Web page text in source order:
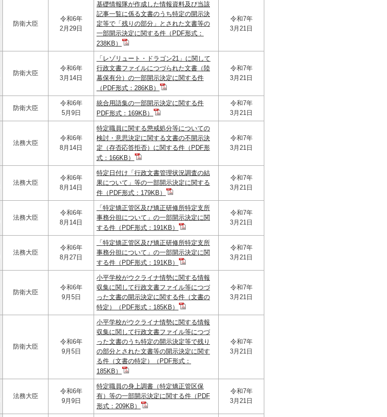
防衛大臣
令和6年
2月29日
基礎情報隊が作成した情報資料及び当該
記事一覧に係る文書のうち特定の開示決
定等で「残りの部分」とされた文書等の
一部開示決定に関する件（PDF形式：
238KB）
令和7年
3月21日
防衛大臣
令和6年
3月14日
「レゾリュート・ドラゴン21」に関して
行政文書ファイルにつづられた文書（陸
幕保有分）の一部開示決定に関する件
（PDF形式：286KB）
令和7年
3月21日
防衛大臣
令和6年
5月9日
統合用語集の一部開示決定に関する件
PDF形式：169KB）
令和7年
3月21日
法務大臣
令和6年
8月14日
特定職員に関する懲戒処分等についての
検討・意思決定に関する文書の不開示決
定（存否応答拒否）に関する件（PDF形
式：166KB）
令和7年
3月21日
法務大臣
令和6年
8月14日
特定日付け「行政文書管理状況調査の結
果について」等の一部開示決定に関する
件（PDF形式：179KB）
令和7年
3月21日
法務大臣
令和6年
8月14日
「特定矯正管区及び矯正研修所特定支所
事務分担について」の一部開示決定に関
する件（PDF形式：191KB）
令和7年
3月21日
法務大臣
令和6年
8月27日
「特定矯正管区及び矯正研修所特定支所
事務分担について」の一部開示決定に関
する件（PDF形式：191KB）
令和7年
3月21日
防衛大臣
令和6年
9月5日
小平学校がウクライナ情勢に関する情報
収集に関して行政文書ファイル等につづ
った文書の開示決定に関する件（文書の
特定）（PDF形式：185KB）
令和7年
3月21日
防衛大臣
令和6年
9月5日
小平学校がウクライナ情勢に関する情報
収集に関して行政文書ファイル等につづ
った文書のうち特定の開示決定等で残り
の部分とされた文書等の開示決定に関す
る件（文書の特定）（PDF形式：
185KB）
令和7年
3月21日
法務大臣
令和6年
9月9日
特定職員の身上調書（特定矯正管区保
有）等の一部開示決定に関する件（PDF
形式：209KB）
令和7年
3月21日